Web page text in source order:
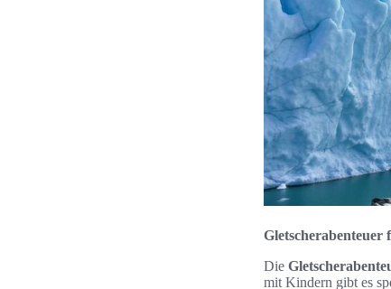
Gletscherabenteuer
Die
mit Kindern gibt es